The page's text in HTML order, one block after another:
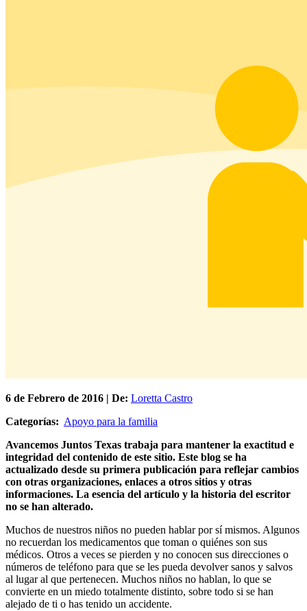
6 de Febrero de 2016 | De: Loretta Castro
Categorías: Apoyo para la familia
Avancemos Juntos Texas trabaja para mantener la exactitud e
integridad del contenido de este sitio. Este blog se ha
actualizado desde su primera publicación para reflejar cambios
con otras organizaciones, enlaces a otros sitios y otras
informaciones. La esencia del artículo y la historia del escritor
no se han alterado.
Muchos de nuestros niños no pueden hablar por sí mismos. Algunos
no recuerdan los medicamentos que toman o quiénes son sus
médicos. Otros a veces se pierden y no conocen sus direcciones o
números de teléfono para que se les pueda devolver sanos y salvos
al lugar al que pertenecen. Muchos niños no hablan, lo que se
convierte en un miedo totalmente distinto, sobre todo si se han
alejado de ti o has tenido un accidente.